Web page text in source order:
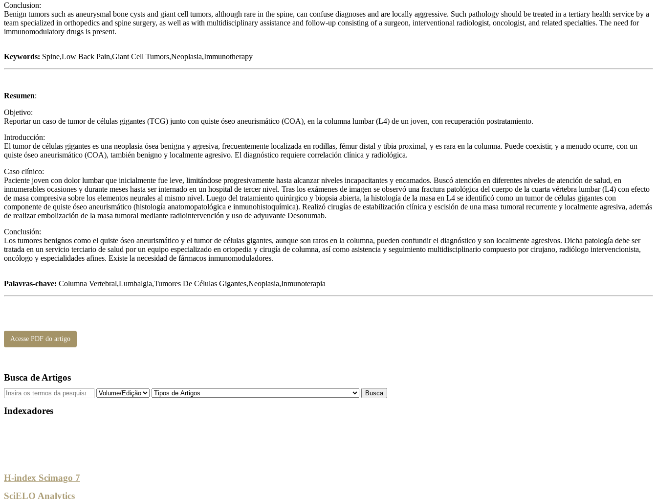
Conclusion:
Benign tumors such as aneurysmal bone cysts and giant cell tumors, although rare in the spine, can confuse diagnoses and are locally aggressive. Such pathology should be treated in a tertiary health service by a
team specialized in orthopedics and spine surgery, as well as with multidisciplinary assistance and follow-up consisting of a surgeon, interventional radiologist, oncologist, and related specialties. The need for
immunomodulatory drugs is present.
Keywords: Spine,Low Back Pain,Giant Cell Tumors,Neoplasia,Immunotherapy
Resumen:
Objetivo:
Reportar un caso de tumor de células gigantes (TCG) junto con quiste óseo aneurismático (COA), en la columna lumbar (L4) de un joven, con recuperación postratamiento.
Introducción:
El tumor de células gigantes es una neoplasia ósea benigna y agresiva, frecuentemente localizada en rodillas, fémur distal y tibia proximal, y es rara en la columna. Puede coexistir, y a menudo ocurre, con un
quiste óseo aneurismático (COA), también benigno y localmente agresivo. El diagnóstico requiere correlación clínica y radiológica.
Caso clínico:
Paciente joven con dolor lumbar que inicialmente fue leve, limitándose progresivamente hasta alcanzar niveles incapacitantes y encamados. Buscó atención en diferentes niveles de atención de salud, en
innumerables ocasiones y durante meses hasta ser internado en un hospital de tercer nivel. Tras los exámenes de imagen se observó una fractura patológica del cuerpo de la cuarta vértebra lumbar (L4) con efecto
de masa compresiva sobre los elementos neurales al mismo nivel. Luego del tratamiento quirúrgico y biopsia abierta, la histología de la masa en L4 se identificó como un tumor de células gigantes con
componente de quiste óseo aneurismático (histología anatomopatológica e inmunohistoquímica). Realizó cirugías de estabilización clínica y escisión de una masa tumoral recurrente y localmente agresiva, además
de realizar embolización de la masa tumoral mediante radiointervención y uso de adyuvante Desonumab.
Conclusión:
Los tumores benignos como el quiste óseo aneurismático y el tumor de células gigantes, aunque son raros en la columna, pueden confundir el diagnóstico y son localmente agresivos. Dicha patología debe ser
tratada en un servicio terciario de salud por un equipo especializado en ortopedia y cirugía de columna, así como asistencia y seguimiento multidisciplinario compuesto por cirujano, radiólogo intervencionista,
oncólogo y especialidades afines. Existe la necesidad de fármacos inmunomoduladores.
Palavras-chave: Columna Vertebral,Lumbalgia,Tumores De Células Gigantes,Neoplasia,Inmunoterapia
Acesse PDF do artigo
Busca de Artigos
Indexadores
H-index Scimago 7
SciELO Analytics